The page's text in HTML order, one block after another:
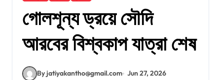
গোলশূন্য ড্রয়ে সৌদি
আরবের বিশ্বকাপ যাত্রা শেষ
By jatiyakantho@gmail.com Jun 27, 2026